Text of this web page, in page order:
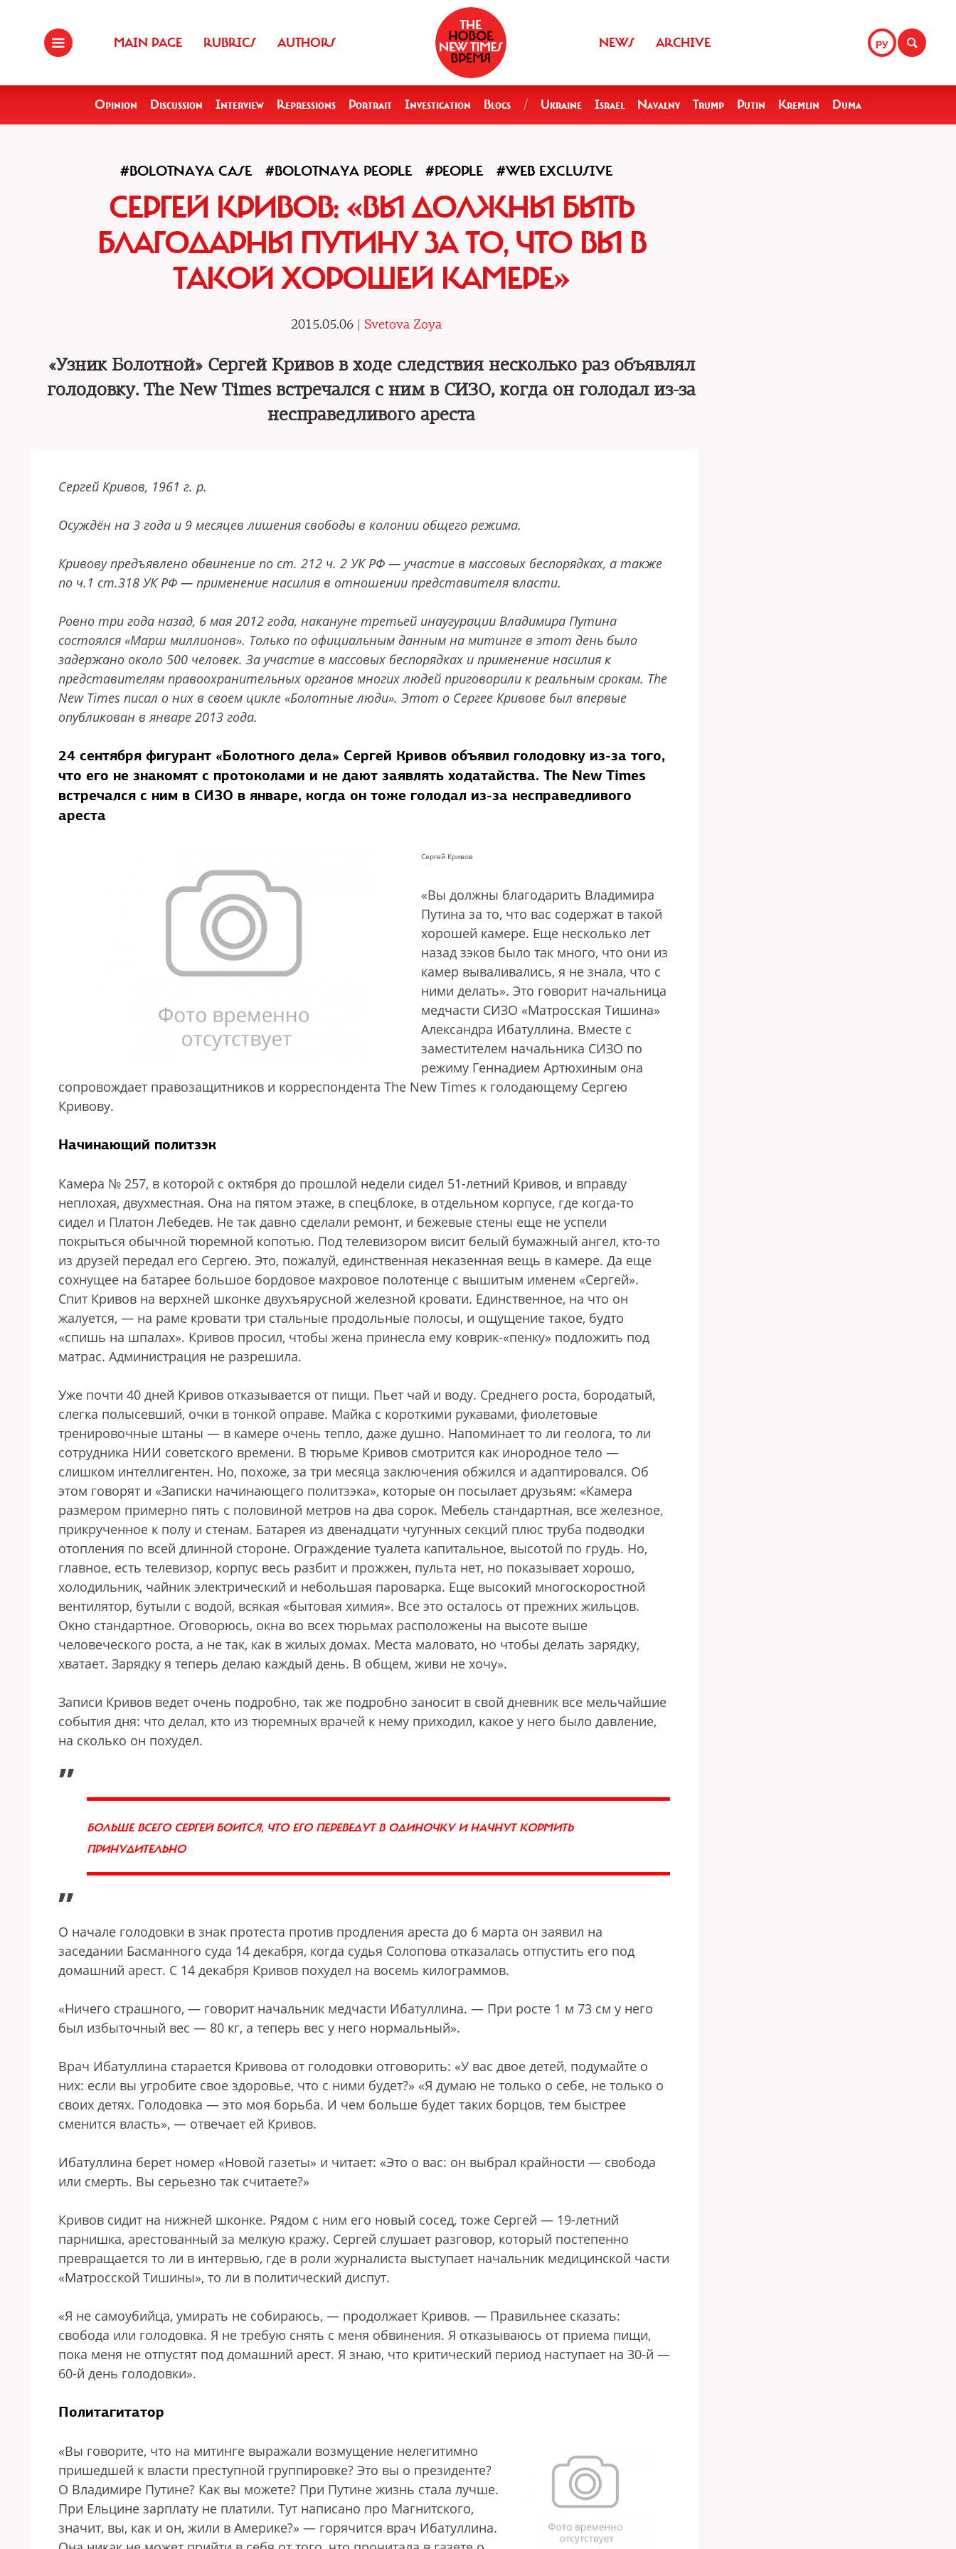
MAIN PAGE RUBRICS AUTHORS РУ
NEWS ARCHIVE
Opinion Discussion Interview Repressions Portrait Investigation Blogs / Ukraine Israel Navalny Trump Putin Kremlin Duma
#BOLOTNAYA CASE #BOLOTNAYA PEOPLE #PEOPLE #WEB EXCLUSIVE
СЕРГЕЙ КРИВОВ: «ВЫ ДОЛЖНЫ БЫТЬ
БЛАГОДАРНЫ ПУТИНУ ЗА ТО, ЧТО ВЫ В
ТАКОЙ ХОРОШЕЙ КАМЕРЕ»
2015.05.06 | Svetova Zoya
«Узник Болотной» Сергей Кривов в ходе следствия несколько раз объявлял
голодовку. The New Times встречался с ним в СИЗО, когда он голодал из-за
несправедливого ареста
Сергей Кривов, 1961 г. р.
Осуждён на 3 года и 9 месяцев лишения свободы в колонии общего режима.
Кривову предъявлено обвинение по ст. 212 ч. 2 УК РФ — участие в массовых беспорядках, а также
по ч.1 ст.318 УК РФ — применение насилия в отношении представителя власти.
Ровно три года назад, 6 мая 2012 года, накануне третьей инаугурации Владимира Путина
состоялся «Марш миллионов». Только по официальным данным на митинге в этот день было
задержано около 500 человек. За участие в массовых беспорядках и применение насилия к
представителям правоохранительных органов многих людей приговорили к реальным срокам. The
New Times писал о них в своем цикле «Болотные люди». Этот о Сергее Кривове был впервые
опубликован в январе 2013 года.
24 сентября фигурант «Болотного дела» Сергей Кривов объявил голодовку из-за того,
что его не знакомят с протоколами и не дают заявлять ходатайства. The New Times
встречался с ним в СИЗО в январе, когда он тоже голодал из-за несправедливого
ареста
Сергей Кривов
«Вы должны благодарить Владимира
Путина за то, что вас содержат в такой
хорошей камере. Еще несколько лет
назад зэков было так много, что они из
камер вываливались, я не знала, что с
ними делать». Это говорит начальница
медчасти СИЗО «Матросская Тишина»
Александра Ибатуллина. Вместе с
заместителем начальника СИЗО по
режиму Геннадием Артюхиным она
сопровождает правозащитников и корреспондента The New Times к голодающему Сергею
Кривову.
Начинающий политзэк
Камера № 257, в которой с октября до прошлой недели сидел 51-летний Кривов, и вправду
неплохая, двухместная. Она на пятом этаже, в спецблоке, в отдельном корпусе, где когда-то
сидел и Платон Лебедев. Не так давно сделали ремонт, и бежевые стены еще не успели
покрыться обычной тюремной копотью. Под телевизором висит белый бумажный ангел, кто-то
из друзей передал его Сергею. Это, пожалуй, единственная неказенная вещь в камере. Да еще
сохнущее на батарее большое бордовое махровое полотенце с вышитым именем «Сергей».
Спит Кривов на верхней шконке двухъярусной железной кровати. Единственное, на что он
жалуется, — на раме кровати три стальные продольные полосы, и ощущение такое, будто
«спишь на шпалах». Кривов просил, чтобы жена принесла ему коврик-«пенку» подложить под
матрас. Администрация не разрешила.
Уже почти 40 дней Кривов отказывается от пищи. Пьет чай и воду. Среднего роста, бородатый,
слегка полысевший, очки в тонкой оправе. Майка с короткими рукавами, фиолетовые
тренировочные штаны — в камере очень тепло, даже душно. Напоминает то ли геолога, то ли
сотрудника НИИ советского времени. В тюрьме Кривов смотрится как инородное тело —
слишком интеллигентен. Но, похоже, за три месяца заключения обжился и адаптировался. Об
этом говорят и «Записки начинающего политзэка», которые он посылает друзьям: «Камера
размером примерно пять с половиной метров на два сорок. Мебель стандартная, все железное,
прикрученное к полу и стенам. Батарея из двенадцати чугунных секций плюс труба подводки
отопления по всей длинной стороне. Ограждение туалета капитальное, высотой по грудь. Но,
главное, есть телевизор, корпус весь разбит и прожжен, пульта нет, но показывает хорошо,
холодильник, чайник электрический и небольшая пароварка. Еще высокий многоскоростной
вентилятор, бутыли с водой, всякая «бытовая химия». Все это осталось от прежних жильцов.
Окно стандартное. Оговорюсь, окна во всех тюрьмах расположены на высоте выше
человеческого роста, а не так, как в жилых домах. Места маловато, но чтобы делать зарядку,
хватает. Зарядку я теперь делаю каждый день. В общем, живи не хочу».
Записи Кривов ведет очень подробно, так же подробно заносит в свой дневник все мельчайшие
события дня: что делал, кто из тюремных врачей к нему приходил, какое у него было давление,
на сколько он похудел.
„
БОЛЬШЕ ВСЕГО СЕРГЕЙ БОИТСЯ, ЧТО ЕГО ПЕРЕВЕДУТ В ОДИНОЧКУ И НАЧНУТ КОРМИТЬ
ПРИНУДИТЕЛЬНО
”
О начале голодовки в знак протеста против продления ареста до 6 марта он заявил на
заседании Басманного суда 14 декабря, когда судья Солопова отказалась отпустить его под
домашний арест. С 14 декабря Кривов похудел на восемь килограммов.
«Ничего страшного, — говорит начальник медчасти Ибатуллина. — При росте 1 м 73 см у него
был избыточный вес — 80 кг, а теперь вес у него нормальный».
Врач Ибатуллина старается Кривова от голодовки отговорить: «У вас двое детей, подумайте о
них: если вы угробите свое здоровье, что с ними будет?» «Я думаю не только о себе, не только о
своих детях. Голодовка — это моя борьба. И чем больше будет таких борцов, тем быстрее
сменится власть», — отвечает ей Кривов.
Ибатуллина берет номер «Новой газеты» и читает: «Это о вас: он выбрал крайности — свобода
или смерть. Вы серьезно так считаете?»
Кривов сидит на нижней шконке. Рядом с ним его новый сосед, тоже Сергей — 19-летний
парнишка, арестованный за мелкую кражу. Сергей слушает разговор, который постепенно
превращается то ли в интервью, где в роли журналиста выступает начальник медицинской части
«Матросской Тишины», то ли в политический диспут.
«Я не самоубийца, умирать не собираюсь, — продолжает Кривов. — Правильнее сказать:
свобода или голодовка. Я не требую снять с меня обвинения. Я отказываюсь от приема пищи,
пока меня не отпустят под домашний арест. Я знаю, что критический период наступает на 30-й —
60-й день голодовки».
Политагитатор
«Вы говорите, что на митинге выражали возмущение нелегитимно
пришедшей к власти преступной группировке? Это вы о президенте?
О Владимире Путине? Как вы можете? При Путине жизнь стала лучше.
При Ельцине зарплату не платили. Тут написано про Магнитского,
значит, вы, как и он, жили в Америке?» — горячится врач Ибатуллина.